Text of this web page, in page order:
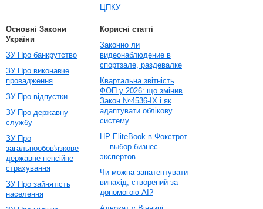
ЦПКУ
Основні Закони
України
ЗУ Про банкрутство
ЗУ Про виконавче
провадження
ЗУ Про відпустки
ЗУ Про державну
службу
ЗУ Про
загальнообов'язкове
державне пенсійне
страхування
ЗУ Про зайнятість
населення
Корисні статті
Законно ли
видеонаблюдение в
спортзале, раздевалке
Квартальна звітність
ФОП у 2026: що змінив
Закон №4536-IX і як
адаптувати облікову
систему
HP EliteBook в Фокстрот
— выбор бизнес-
экспертов
Чи можна запатентувати
винахід, створений за
допомогою AI?